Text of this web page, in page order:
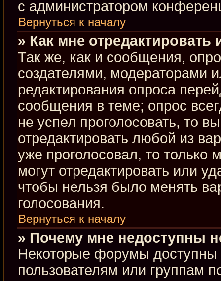
с администратором
Вернуться к началу
» Как мне отредактировать
Так же, как и сообщения,
создателями, модераторами
редактирования опроса
сообщения в теме; опрос
не успел проголосовать, то
отредактировать любой из
уже проголосовал, то
могут отредактировать или
чтобы нельзя было менять
голосования.
Вернуться к началу
» Почему мне недоступны
Некоторые форумы доступны
пользователям или группам